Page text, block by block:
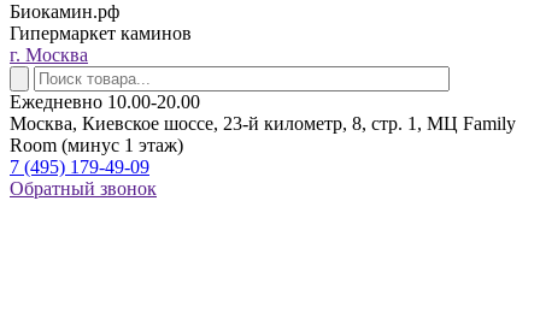
Биокамин.рф
Гипермаркет каминов
г. Москва
Ежедневно 10.00-20.00
Москва, Киевское шоссе, 23-й километр, 8, стр. 1, МЦ Family
Room (минус 1 этаж)
7 (495) 179-49-09
Обратный звонок